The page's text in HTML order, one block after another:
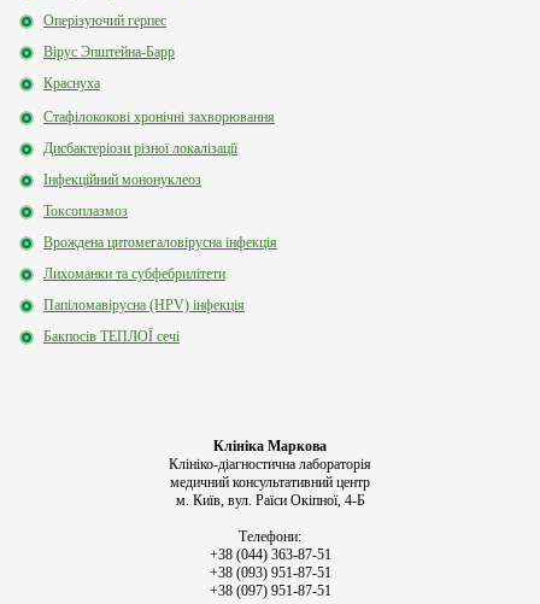
Оперізуючий герпес
Вірус Эпштейна-Барр
Краснуха
Стафілококові хронічні захворювання
Дисбактеріози різної локалізації
Інфекційний мононуклеоз
Токсоплазмоз
Врождена цитомегаловірусна інфекція
Лихоманки та субфебрилітети
Папіломавірусна (HPV) інфекція
Бакпосів ТЕПЛОЇ сечі
Клініка Маркова
Клініко-діагностична лабораторія
медичний консультативний центр
м. Київ, вул. Раїси Окіпної, 4-Б
Телефони:
+38 (044) 363-87-51
+38 (093) 951-87-51
+38 (097) 951-87-51